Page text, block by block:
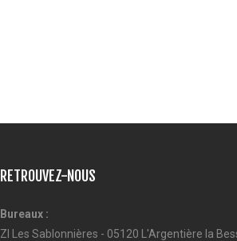
RETROUVEZ-NOUS
Bureaux :
ZI Les Sablonnières - 05120 L'Argentière la